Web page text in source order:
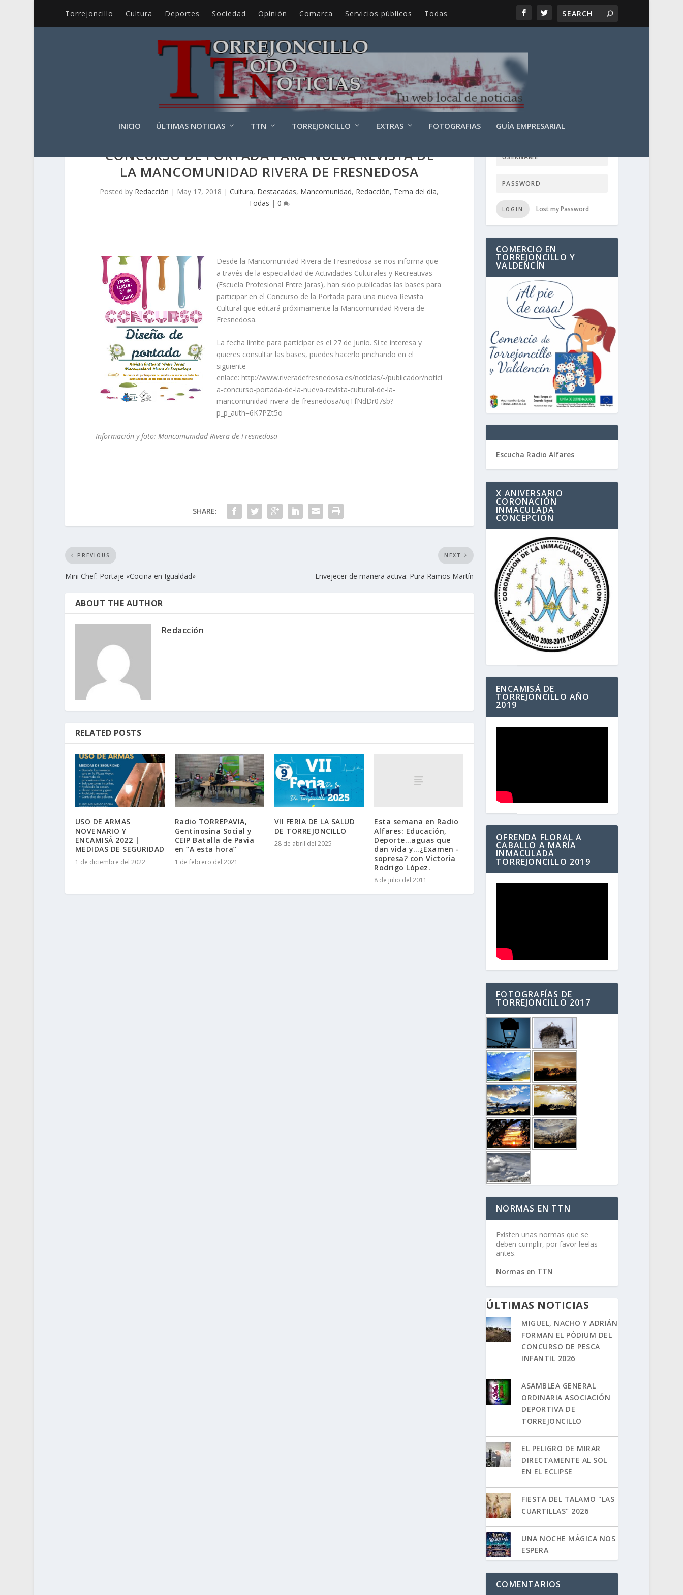
Torrejoncillo Cultura Deportes Sociedad Opinión Comarca Servicios públicos Todas
INICIO ÚLTIMAS NOTICIAS TTN TORREJONCILLO EXTRAS FOTOGRAFIAS GUÍA EMPRESARIAL
CONCURSO DE PORTADA PARA NUEVA REVISTA DE
LA MANCOMUNIDAD RIVERA DE FRESNEDOSA
Posted by Redacción | May 17, 2018 |Cultura, Destacadas, Mancomunidad, Redacción, Tema del día,
Todas |0
Desde la Mancomunidad Rivera de Fresnedosa se nos informa que
a través de la especialidad de Actividades Culturales y Recreativas
(Escuela Profesional Entre Jaras), han sido publicadas las bases para
participar en el Concurso de la Portada para una nueva Revista
Cultural que editará próximamente la Mancomunidad Rivera de
Fresnedosa.
La fecha límite para participar es el 27 de Junio. Si te interesa y
quieres consultar las bases, puedes hacerlo pinchando en el
siguiente
enlace: http://www.riveradefresnedosa.es/noticias/-/publicador/notici
a-concurso-portada-de-la-nueva-revista-cultural-de-la-
mancomunidad-rivera-de-fresnedosa/uqTfNdDr07sb?
p_p_auth=6K7PZt5o
Información y foto: Mancomunidad Rivera de Fresnedosa
SHARE:
PREVIOUS
Mini Chef: Portaje «Cocina en Igualdad»
NEXT
Envejecer de manera activa: Pura Ramos Martín
ABOUT THE AUTHOR
Redacción
RELATED POSTS
USO DE ARMAS
NOVENARIO Y
ENCAMISÁ 2022 |
MEDIDAS DE SEGURIDAD
1 de diciembre del 2022
Radio TORREPAVIA,
Gentinosina Social y
CEIP Batalla de Pavia
en “A esta hora”
1 de febrero del 2021
VII FERIA DE LA SALUD
DE TORREJONCILLO
28 de abril del 2025
Esta semana en Radio
Alfares: Educación,
Deporte…aguas que
dan vida y…¿Examen -
sopresa? con Victoria
Rodrigo López.
8 de julio del 2011
LOGIN USER TTN
LOGIN Lost my Password
COMERCIO EN
TORREJONCILLO Y
VALDENCÍN
Escucha Radio Alfares
X ANIVERSARIO
CORONACIÓN
INMACULADA
CONCEPCIÓN
ENCAMISÁ DE
TORREJONCILLO AÑO
2019
OFRENDA FLORAL A
CABALLO A MARÍA
INMACULADA
TORREJONCILLO 2019
FOTOGRAFÍAS DE
TORREJONCILLO 2017
NORMAS EN TTN
Existen unas normas que se
deben cumplir, por favor leelas
antes.
Normas en TTN
ÚLTIMAS NOTICIAS
MIGUEL, NACHO Y ADRIÁN
FORMAN EL PÓDIUM DEL
CONCURSO DE PESCA
INFANTIL 2026
ASAMBLEA GENERAL
ORDINARIA ASOCIACIÓN
DEPORTIVA DE
TORREJONCILLO
EL PELIGRO DE MIRAR
DIRECTAMENTE AL SOL
EN EL ECLIPSE
FIESTA DEL TALAMO "LAS
CUARTILLAS" 2026
UNA NOCHE MÁGICA NOS
ESPERA
COMENTARIOS